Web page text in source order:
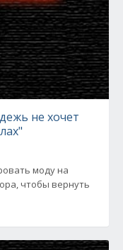
не хочет
моду на
чтобы вернуть